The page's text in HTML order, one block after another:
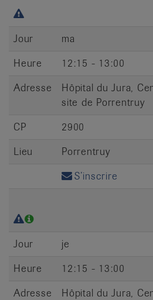
Jour
ma
Heure
12:15 - 13:00
Adresse
Hôpital du Jura,
site de Porrentruy
CP
2900
Lieu
Porrentruy
S’inscrire
Jour
je
Heure
12:15 - 13:00
Adresse
Hôpital du Jura,